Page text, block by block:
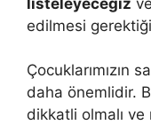
edilmesi
Çocuklarımızın
daha önemlidir.
dikkatli olmalı ve